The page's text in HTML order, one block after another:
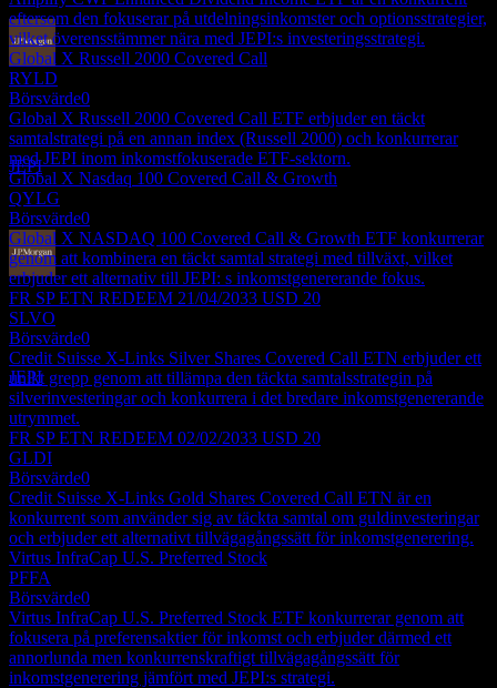
Utdelningsbetalning
17
DEC
JPMorgan Equity Premium Income
Uppskattad
JEPI
Ex-utdelning
2
FEB 27
JPMorgan Equity Premium Income
Uppskattad
JEPI
eftersom den fokuserar på utdelningsinkomster och optionsstrategier,
vilket överensstämmer nära med JEPI:s investeringsstrategi.
Global X Russell 2000 Covered Call
RYLD
Börsvärde0
Global X Russell 2000 Covered Call ETF erbjuder en täckt
samtalstrategi på en annan index (Russell 2000) och konkurrerar
med JEPI inom inkomstfokuserade ETF-sektorn.
Global X Nasdaq 100 Covered Call & Growth
QYLG
Börsvärde0
Global X NASDAQ 100 Covered Call & Growth ETF konkurrerar
genom att kombinera en täckt samtal strategi med tillväxt, vilket
erbjuder ett alternativ till JEPI: s inkomstgenererande fokus.
FR SP ETN REDEEM 21/04/2033 USD 20
SLVO
Börsvärde0
Credit Suisse X-Links Silver Shares Covered Call ETN erbjuder ett
unikt grepp genom att tillämpa den täckta samtalsstrategin på
silverinvesteringar och konkurrera i det bredare inkomstgenererande
utrymmet.
FR SP ETN REDEEM 02/02/2033 USD 20
GLDI
Börsvärde0
Credit Suisse X-Links Gold Shares Covered Call ETN är en
konkurrent som använder sig av täckta samtal om guldinvesteringar
och erbjuder ett alternativt tillvägagångssätt för inkomstgenerering.
Virtus InfraCap U.S. Preferred Stock
PFFA
Börsvärde0
Virtus InfraCap U.S. Preferred Stock ETF konkurrerar genom att
fokusera på preferensaktier för inkomst och erbjuder därmed ett
annorlunda men konkurrenskraftigt tillvägagångssätt för
inkomstgenerering jämfört med JEPI:s strategi.